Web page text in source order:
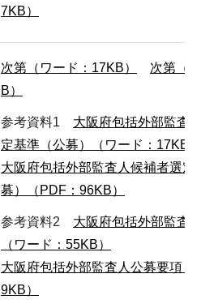
7KB）
次第（ワード：17KB）
次第（
B）
参考資料1 大阪府包括外部監査
定基準（公募）（ワード：17KB）
大阪府包括外部監査人候補者選定
募）（PDF：96KB）
参考資料2 大阪府包括外部監査
（ワード：55KB）
大阪府包括外部監査人公募要項（
9KB）